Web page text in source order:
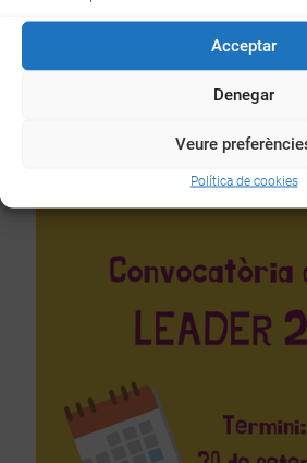
Acceptar
Denegar
Veure
Política de cookies
Abans de presentar la sol·licitud, és
Grup d’Acció Local (GAL)
projecte. Aquests organismes poden
la iniciativa, la documentació necessària i
que s’aplicaran en el procés de selecció.